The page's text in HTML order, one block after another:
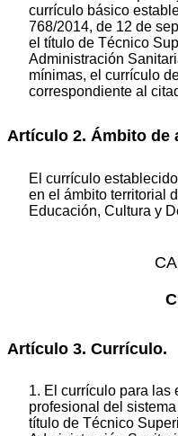
currículo básico
768/2014, de 12 de
el título de Técnico
Administración
mínimas, el currículo
correspondiente al
Artículo 2. Ámbito de
El currículo
en el ámbito territorial
Educación, Cultura y
Artículo 3. Currículo.
1. El currículo para las
profesional del
título de Técnico